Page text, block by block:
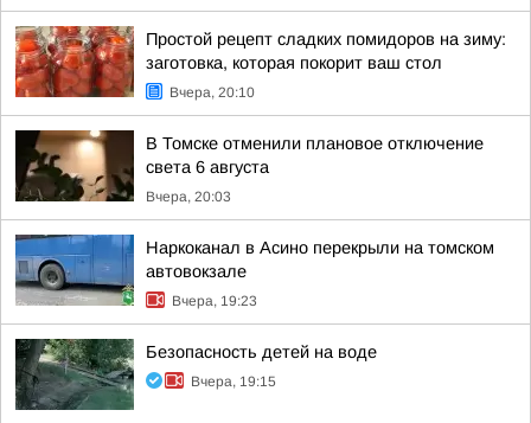
Простой рецепт сладких помидоров на зиму:
заготовка, которая покорит ваш стол
Вчера, 20:10
В Томске отменили плановое отключение
света 6 августа
Вчера, 20:03
Наркоканал в Асино перекрыли на томском
автовокзале
Вчера, 19:23
Безопасность детей на воде
Вчера, 19:15